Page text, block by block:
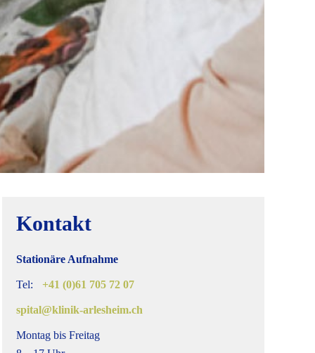
Kontakt
Stationäre Aufnahme
Tel: +41 (0)61 705 72 07
spital@klinik-arlesheim.ch
Montag bis Freitag